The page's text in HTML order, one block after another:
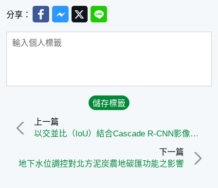
分享： FacebookMessenger
TwitterLine
上一篇
以交並比（IoU）結合Cascade R-CNN影像辨識技術追蹤咖啡花粉傳遞與授粉成效
下一篇
地下水位調控對北方泥炭農地碳匯功能之影響